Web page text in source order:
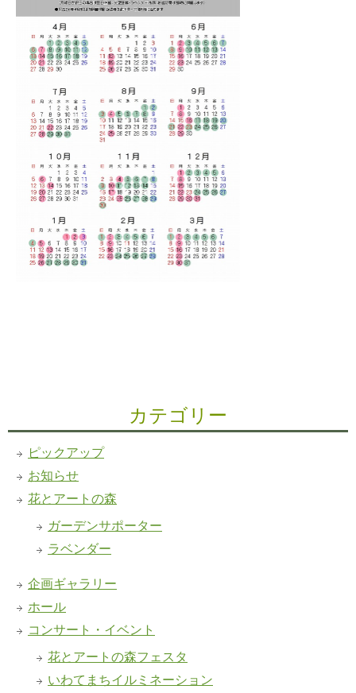
カテゴリー
ピックアップ
お知らせ
花とアートの森
ガーデンサポーター
ラベンダー
企画ギャラリー
ホール
コンサート・イベント
花とアートの森フェスタ
いわてまちイルミネーション